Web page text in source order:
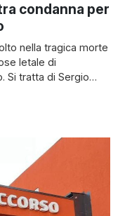
condanna per
nella tragica morte
letale di
Si tratta di Sergio
è stata assolta.